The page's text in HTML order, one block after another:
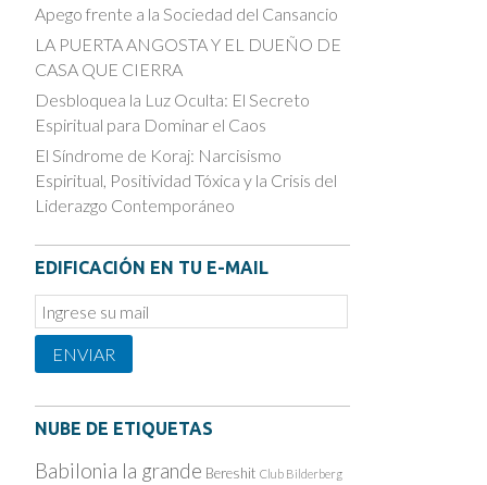
Apego frente a la Sociedad del Cansancio
LA PUERTA ANGOSTA Y EL DUEÑO DE
CASA QUE CIERRA
Desbloquea la Luz Oculta: El Secreto
Espiritual para Dominar el Caos
El Síndrome de Koraj: Narcisismo
Espiritual, Positividad Tóxica y la Crisis del
Liderazgo Contemporáneo
EDIFICACIÓN EN TU E-MAIL
Email
Subscription
ENVIAR
NUBE DE ETIQUETAS
Babilonia la grande Bereshit Club Bilderberg